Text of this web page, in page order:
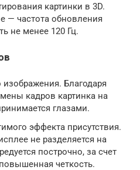
картинки в 3D.
— частота обновления
не менее 120 Гц.
Благодаря
кадров картинка на
глазами.
эффекта присутствия.
не разделяется на
построчно, за счет
четкость.